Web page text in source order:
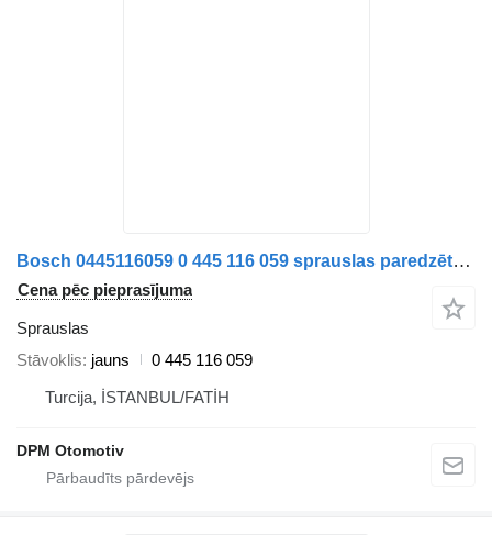
Bosch 0445116059 0 445 116 059 sprauslas paredzēts automašīnas
Cena pēc pieprasījuma
Sprauslas
Stāvoklis jauns
0 445 116 059
Turcija, İSTANBUL/FATİH
DPM Otomotiv